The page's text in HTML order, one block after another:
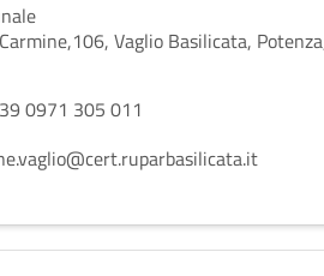
Vaglio Basilicata,
0971 305 011